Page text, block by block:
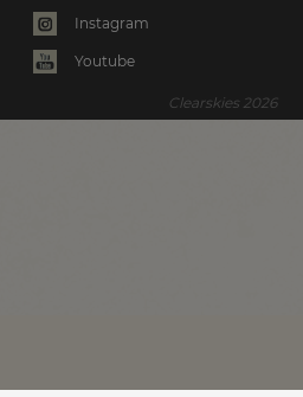
Instagram
Youtube
Clearskies 2026